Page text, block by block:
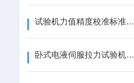
试验机力值精度校准标准步骤
卧式电液伺服拉力试验机如何重塑大型构件的力学测试边界​​？